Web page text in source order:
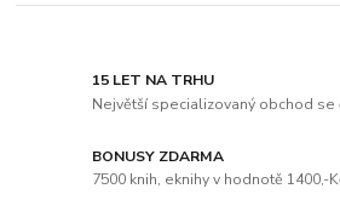
15 LET NA TRHU
Největší specializovaný obchod se
BONUSY ZDARMA
7500 knih, eknihy v hodnotě 1400,-